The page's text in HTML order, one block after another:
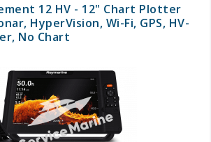
12 HV - 12" Chart Plotter
HyperVision, Wi-Fi, GPS, HV-
No Chart